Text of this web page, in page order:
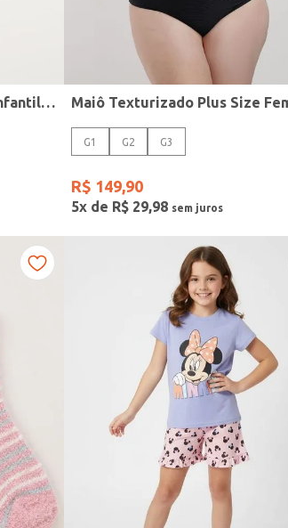
Biquíni Minnie Com Babado Infantil Para Menina - ROSA
G1 G2 G3
R$ 149,90
5x de R$ 29,98